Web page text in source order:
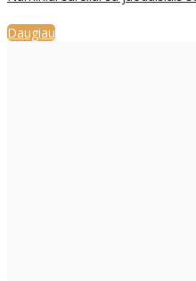
Daugiau